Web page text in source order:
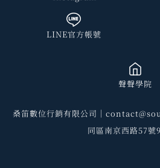
LINE官方帳號
聲聲學院
桑笛數位行銷有限公司｜
同區南京西路57號